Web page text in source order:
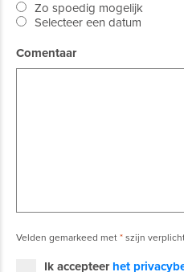
Zo spoedig mogelijk
Selecteer een datum
Comentaar
Velden gemarkeed met * szijn
Ik accepteer het